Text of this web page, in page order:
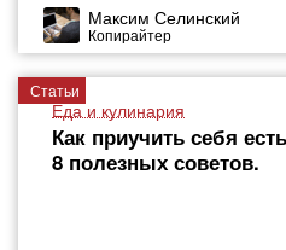
Максим Селинский
Копирайтер
Статьи
Еда и кулинария
Как приучить себя
8 полезных советов.